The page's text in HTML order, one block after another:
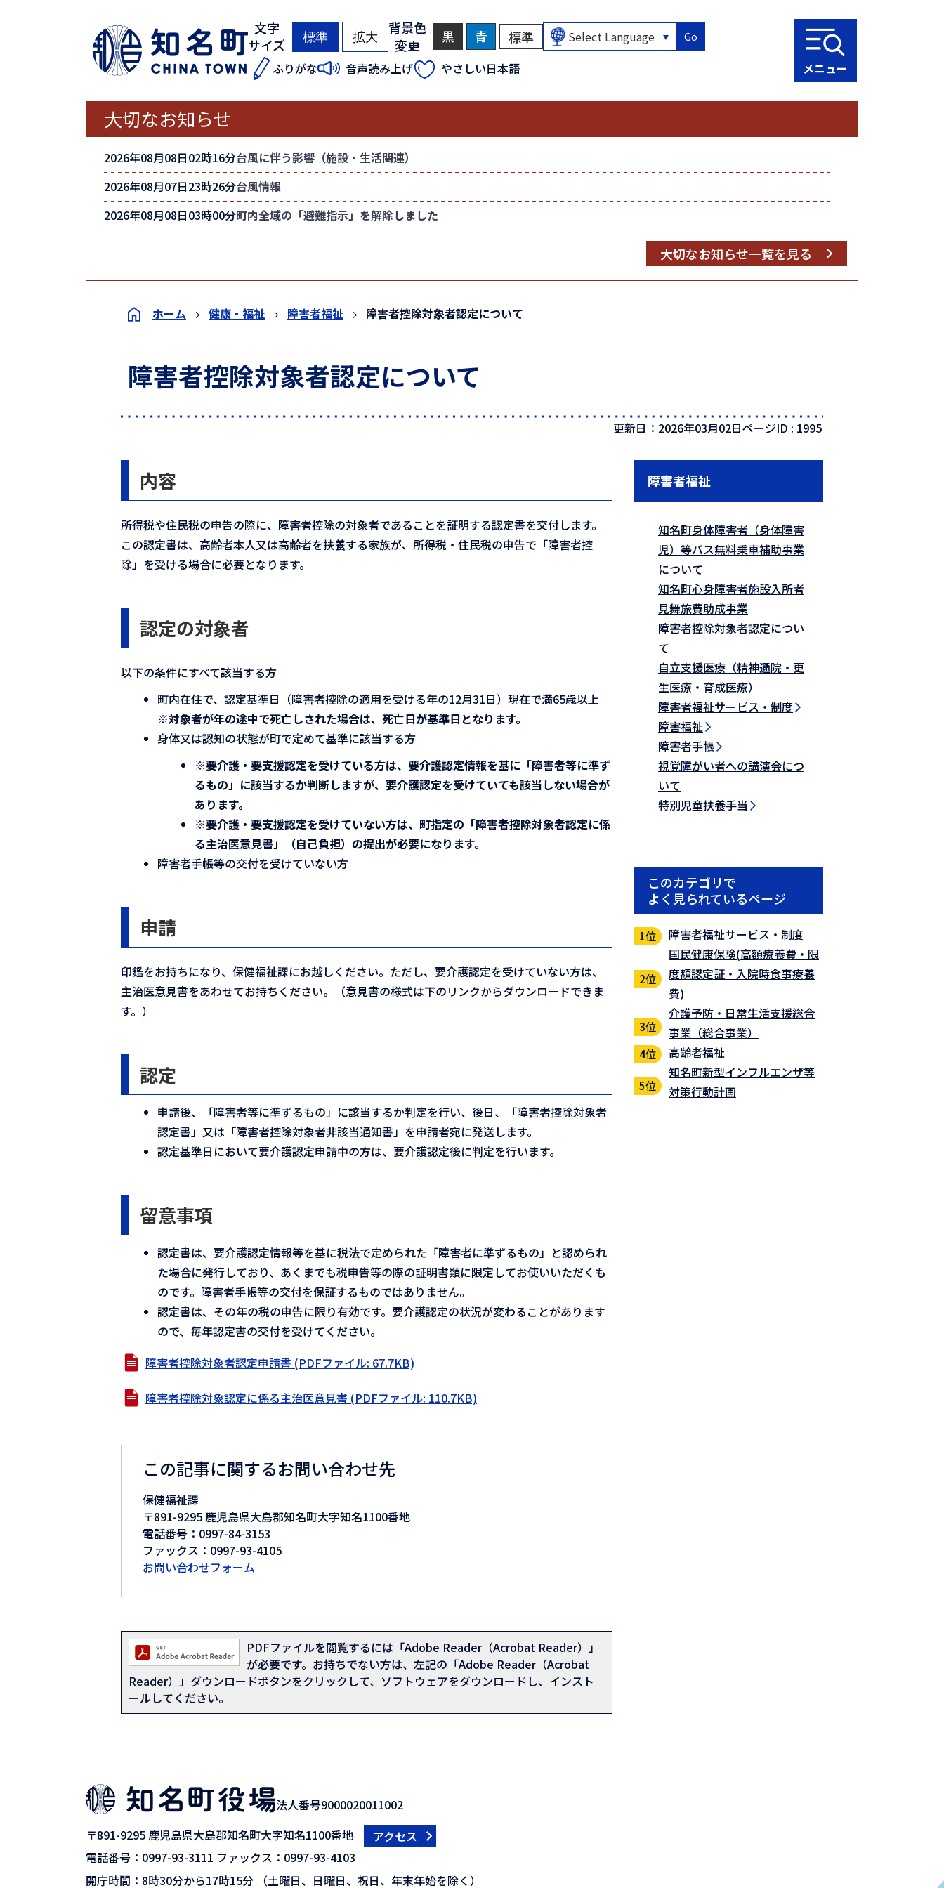
文字
サイズ
標準
（
期
拡大
（
期
背景色
変更
黒
景
色
を
色
る
青
景
色
を
色
る
標準
景
に
Go
ふりがな 音声読み上げ やさしい日本語 メニュー
大切なお知らせ
2026年08月08日02時16分台風に伴う影響（施設・生活関連）
2026年08月07日23時26分台風情報
2026年08月08日03時00分町内全域の「避難指示」を解除しました
大切なお知らせ一覧を見る
ホーム 健康・福祉 障害者福祉 障害者控除対象者認定について
障害者控除対象者認定について
更新日：2026年03月02日ページID : 1995
内容
所得税や住民税の申告の際に、障害者控除の対象者であることを証明する認定書を交付します。
この認定書は、高齢者本人又は高齢者を扶養する家族が、所得税・住民税の申告で「障害者控
除」を受ける場合に必要となります。
認定の対象者
以下の条件にすべて該当する方
町内在住で、認定基準日（障害者控除の適用を受ける年の12月31日）現在で満65歳以上
※対象者が年の途中で死亡しされた場合は、死亡日が基準日となります。
身体又は認知の状態が町で定めて基準に該当する方
※要介護・要支援認定を受けている方は、要介護認定情報を基に「障害者等に準ず
るもの」に該当するか判断しますが、要介護認定を受けていても該当しない場合が
あります。
※要介護・要支援認定を受けていない方は、町指定の「障害者控除対象者認定に係
る主治医意見書」（自己負担）の提出が必要になります。
障害者手帳等の交付を受けていない方
申請
印鑑をお持ちになり、保健福祉課にお越しください。ただし、要介護認定を受けていない方は、
主治医意見書をあわせてお持ちください。（意見書の様式は下のリンクからダウンロードできま
す。）
認定
申請後、「障害者等に準ずるもの」に該当するか判定を行い、後日、「障害者控除対象者
認定書」又は「障害者控除対象者非該当通知書」を申請者宛に発送します。
認定基準日において要介護認定申請中の方は、要介護認定後に判定を行います。
留意事項
認定書は、要介護認定情報等を基に税法で定められた「障害者に準ずるもの」と認められ
た場合に発行しており、あくまでも税申告等の際の証明書類に限定してお使いいただくも
のです。障害者手帳等の交付を保証するものではありません。
認定書は、その年の税の申告に限り有効です。要介護認定の状況が変わることがあります
ので、毎年認定書の交付を受けてください。
障害者控除対象者認定申請書 (PDFファイル: 67.7KB)
障害者控除対象認定に係る主治医意見書 (PDFファイル: 110.7KB)
この記事に関するお問い合わせ先
保健福祉課
〒891-9295 鹿児島県大島郡知名町大字知名1100番地
電話番号：0997-84-3153
ファックス：0997-93-4105
お問い合わせフォーム
PDFファイルを閲覧するには「Adobe Reader（Acrobat Reader）」
が必要です。お持ちでない方は、左記の「Adobe Reader（Acrobat
Reader）」ダウンロードボタンをクリックして、ソフトウェアをダウンロードし、インスト
ールしてください。
障害者福祉
知名町身体障害者（身体障害
児）等バス無料乗車補助事業
について
知名町心身障害者施設入所者
見舞旅費助成事業
障害者控除対象者認定につい
て
自立支援医療（精神通院・更
生医療・育成医療）
障害者福祉サービス・制度
障害福祉
障害者手帳
視覚障がい者への講演会につ
いて
特別児童扶養手当
このカテゴリで
よく見られているページ
障害者福祉サービス・制度
国民健康保険(高額療養費・限
度額認定証・入院時食事療養
費)
介護予防・日常生活支援総合
事業（総合事業）
高齢者福祉
知名町新型インフルエンザ等
対策行動計画
法人番号9000020011002
〒891-9295 鹿児島県大島郡知名町大字知名1100番地
アクセス
電話番号：0997-93-3111 ファックス：0997-93-4103
開庁時間：8時30分から17時15分
（土曜日、日曜日、祝日、年末年始を除く）